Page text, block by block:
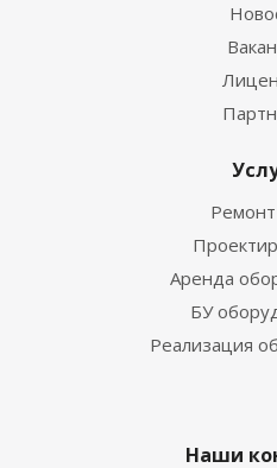
Аренда
БУ
Реализация
Наши